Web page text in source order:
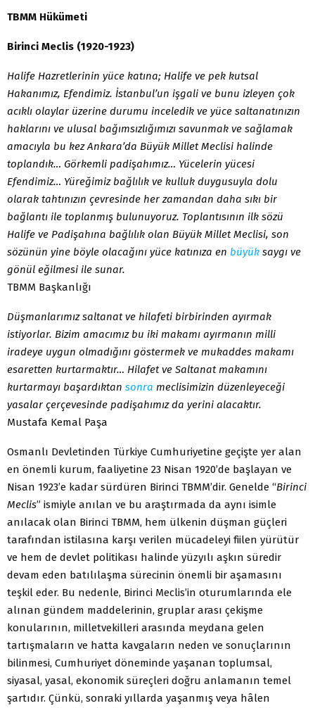
TBMM Hükümeti
Birinci Meclis (1920-1923)
Halife Hazretlerinin yüce katına; Halife ve pek kutsal
Hakanımız, Efendimiz. İstanbul’un işgali ve bunu izleyen çok
acıklı olaylar üzerine durumu inceledik ve yüce saltanatınızın
haklarını ve ulusal bağımsızlığımızı savunmak ve sağlamak
amacıyla bu kez Ankara’da Büyük Millet Meclisi halinde
toplandık… Görkemli padişahımız… Yücelerin yücesi
Efendimiz… Yüreğimiz bağlılık ve kulluk duygusuyla dolu
olarak tahtınızın çevresinde her zamandan daha sıkı bir
bağlantı ile toplanmış bulunuyoruz. Toplantısının ilk sözü
Halife ve Padişahına bağlılık olan Büyük Millet Meclisi, son
sözünün yine böyle olacağını yüce katınıza en büyük saygı ve
gönül eğilmesi ile sunar.
TBMM Başkanlığı
Düşmanlarımız saltanat ve hilafeti birbirinden ayırmak
istiyorlar. Bizim amacımız bu iki makamı ayırmanın milli
iradeye uygun olmadığını göstermek ve mukaddes makamı
esaretten kurtarmaktır… Hilafet ve Saltanat makamını
kurtarmayı başardıktan sonra meclisimizin düzenleyeceği
yasalar çerçevesinde padişahımız da yerini alacaktır.
Mustafa Kemal Paşa
Osmanlı Devletinden Türkiye Cumhuriyetine geçişte yer alan
en önemli kurum, faaliyetine 23 Nisan 1920’de başlayan ve
Nisan 1923’e kadar sürdüren Birinci TBMM’dir. Genelde “Birinci
Meclis” ismiyle anılan ve bu araştırmada da aynı isimle
anılacak olan Birinci TBMM, hem ülkenin düşman güçleri
tarafından istilasına karşı verilen mücadeleyi fiilen yürütür
ve hem de devlet politikası halinde yüzyılı aşkın süredir
devam eden batılılaşma sürecinin önemli bir aşamasını
teşkil eder. Bu nedenle, Birinci Meclis’in oturumlarında ele
alınan gündem maddelerinin, gruplar arası çekişme
konularının, milletvekilleri arasında meydana gelen
tartışmaların ve hatta kavgaların neden ve sonuçlarının
bilinmesi, Cumhuriyet döneminde yaşanan toplumsal,
siyasal, yasal, ekonomik süreçleri doğru anlamanın temel
şartıdır. Çünkü, sonraki yıllarda yaşanmış veya hâlen